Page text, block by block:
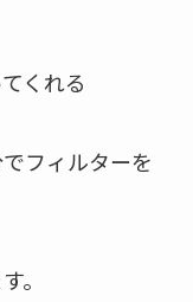
くれる
フィルターを
。